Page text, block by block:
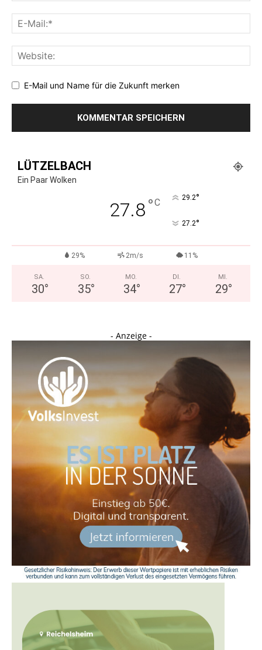
E-Mail und Name für die Zukunft merken
LÜTZELBACH
Ein Paar Wolken
27.8°C 29.2°
27.2°
29% 2m/s 11%
SA.
30°
SO.
35°
MO.
34°
DI.
27°
MI.
29°
- Anzeige -